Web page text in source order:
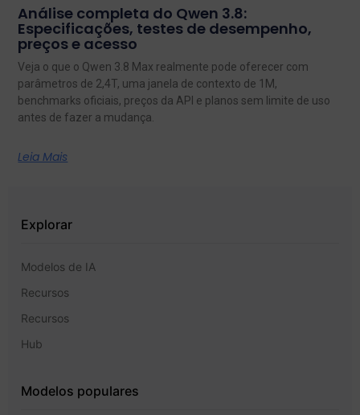
Análise completa do Qwen 3.8:
Especificações, testes de desempenho,
preços e acesso
Veja o que o Qwen 3.8 Max realmente pode oferecer com
parâmetros de 2,4T, uma janela de contexto de 1M,
benchmarks oficiais, preços da API e planos sem limite de uso
antes de fazer a mudança.
Leia Mais
Explorar
Modelos de IA
Recursos
Recursos
Hub
Modelos populares